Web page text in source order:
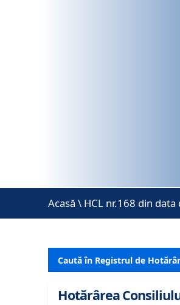
Acasă \ HCL nr.168 din
Caută în Registrul de
Hotărârea